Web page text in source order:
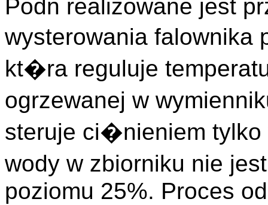
Podn realizowane jest
wysterowania
kt�ra reguluje
ogrzewanej w
steruje ci�nieniem tylko
wody w zbiorniku nie
poziomu 25%. Proces